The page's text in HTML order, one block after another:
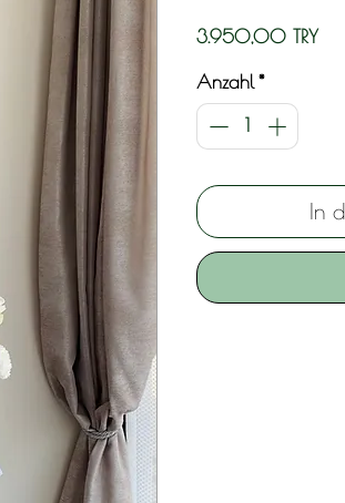
3.950,00 TRYPreis
Anzahl *
In